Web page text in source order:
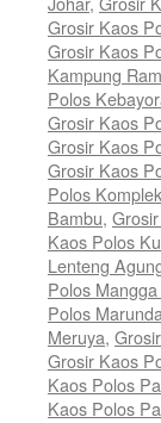
Grosir Kaos
Grosir Kaos
Kampung
Polos
Grosir Kaos
Grosir Kaos
Grosir Kaos
Polos
Bambu,
Kaos Polos
Lenteng
Polos
Polos
Meruya,
Grosir Kaos
Kaos Polos
Kaos Polos